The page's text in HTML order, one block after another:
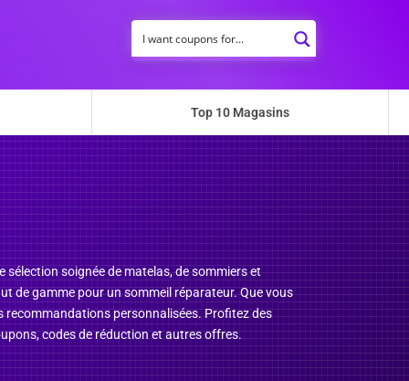
Top 10 Magasins
soignée de matelas, de sommiers et
de gamme pour un sommeil réparateur. Que vous
recommandations personnalisées. Profitez des
codes de réduction et autres offres.